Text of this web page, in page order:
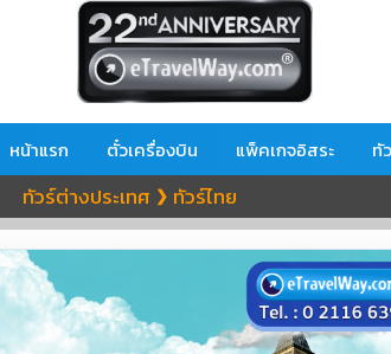
หน้าแรก ตั๋วเครื่องบิน แพ็คเกจอิสระ ทั
ทัวร์ต่างประเทศ ❯ ทัวร์ไทย